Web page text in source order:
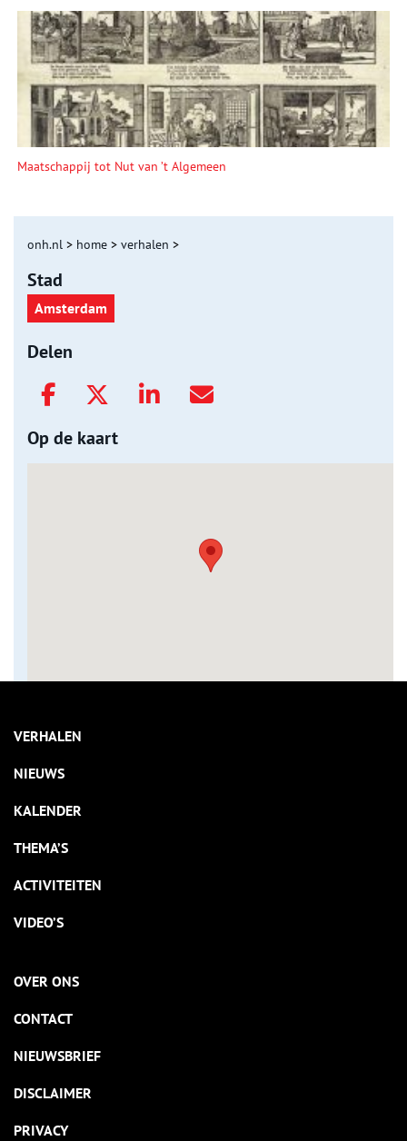
Maatschappij tot Nut van ’t Algemeen
onh.nl > home > verhalen >
Stad
Amsterdam
Delen
Op de kaart
VERHALEN
NIEUWS
KALENDER
THEMA’S
ACTIVITEITEN
VIDEO’S
OVER ONS
CONTACT
NIEUWSBRIEF
DISCLAIMER
PRIVACY